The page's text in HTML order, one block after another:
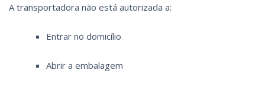
A transportadora não está autorizada a:
Entrar no domicílio
Abrir a embalagem